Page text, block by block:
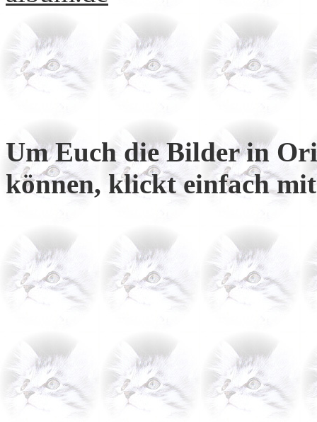
Um Euch die Bilder in
können, klickt einfach